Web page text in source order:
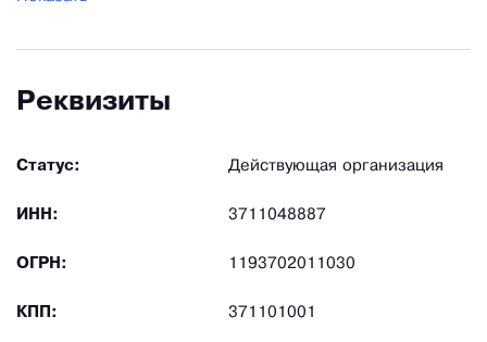
Реквизиты
Статус: Действующая организация
ИНН: 3711048887
ОГРН: 1193702011030
КПП: 371101001